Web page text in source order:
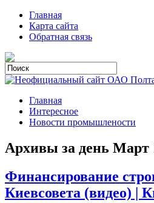
Главная
Карта сайта
Обратная связь
Главная
Интересное
Новости промышлености
Архивы за день Март
Финансирование
Киевсовета (видео) |